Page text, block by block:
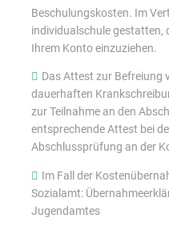
Beschulungskosten. Im
individualschule gestatten,
Ihrem Konto einzuziehen.
Das Attest zur Befreiung
dauerhaften
zur Teilnahme an den
entsprechende Attest bei
Abschlussprüfung an der
Im Fall der
Sozialamt:
Jugendamtes